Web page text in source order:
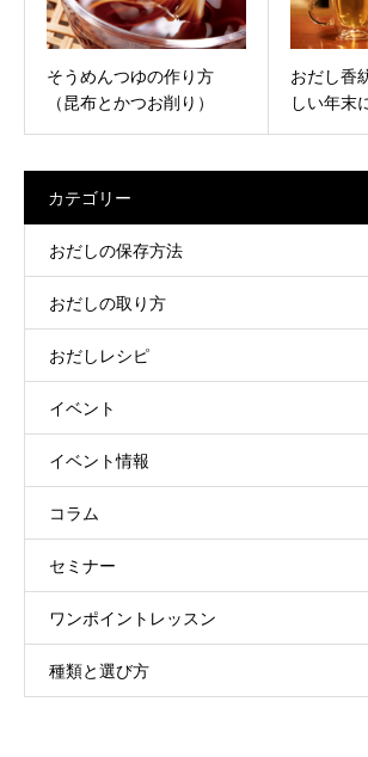
そうめんつゆの作り方
（昆布とかつお削り）
おだし
しい年末
カテゴリー
おだしの保存方法
おだしの取り方
おだしレシピ
イベント
イベント情報
コラム
セミナー
ワンポイントレッスン
種類と選び方